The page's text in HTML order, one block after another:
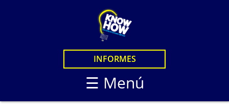
INFORMES
☰ Menú
CURSOS
CURSOS EN LINEA
CURSOS
LOGIN
STUDENTS
KNOW HOW LIVE